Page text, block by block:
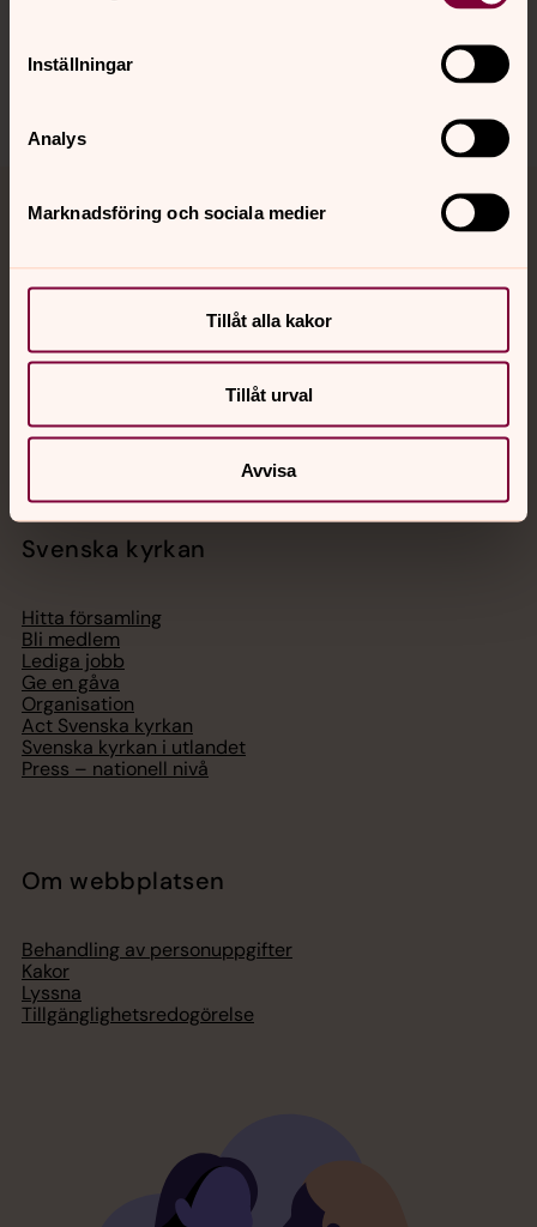
Inställningar
Analys
Marknadsföring och sociala medier
Tillåt alla kakor
Tillåt urval
Avvisa
Jourhavande präst
Akut samtals- och krisstöd. Prata eller chatta anonymt
Chatt
Telefon 112
Svenska kyrkan
Hitta församling
Bli medlem
Lediga jobb
Ge en gåva
Organisation
Act Svenska kyrkan
Svenska kyrkan i utlandet
Press – nationell nivå
Om webbplatsen
Behandling av personuppgifter
Kakor
Lyssna
Tillgänglighetsredogörelse